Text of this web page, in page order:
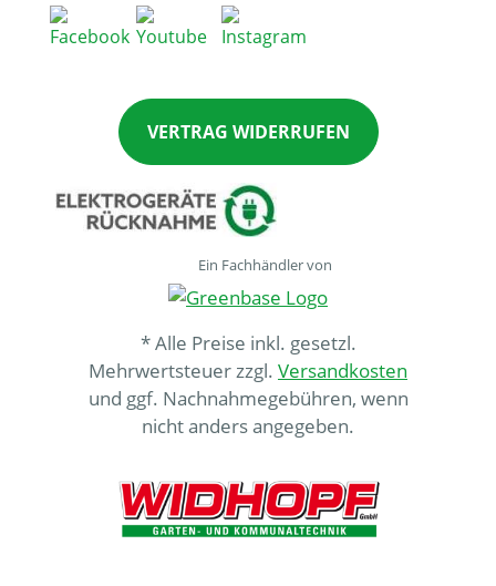
VERTRAG WIDERRUFEN
Ein Fachhändler von
* Alle Preise inkl. gesetzl.
Mehrwertsteuer zzgl. Versandkosten
und ggf. Nachnahmegebühren, wenn
nicht anders angegeben.